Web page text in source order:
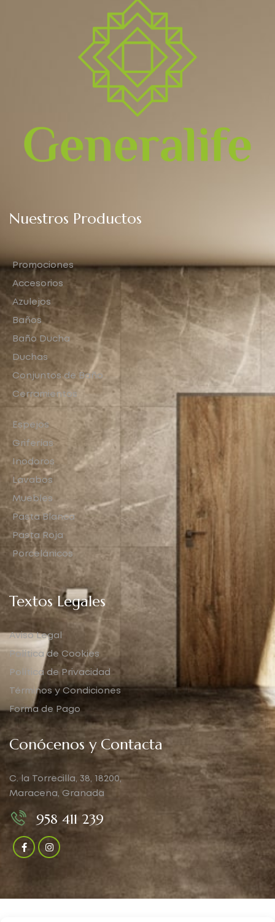
Nuestros Productos
Promociones
Accesorios
Azulejos
Baños
Baño Ducha
Duchas
Conjuntos de Baño
Cerramientos
Espejos
Griferías
Inodoros
Lavabos
Muebles
Pasta Blanca
Pasta Roja
Porcelánicos
Textos Legales
Aviso Legal
Política de Cookies
Política de Privacidad
Términos y Condiciones
Forma de Pago
Conócenos y Contacta
C. la Torrecilla, 38, 18200,
Maracena, Granada
958 411 239